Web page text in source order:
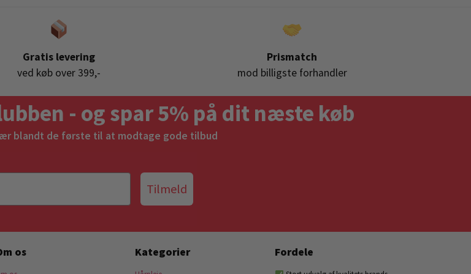
Gratis levering
ved køb over 399,-
Prismatch
mod billigste forhandler
- og spar 5% på dit næste køb
blandt de første til at modtage gode tilbud
Tilmeld
os Kategorier Fordele